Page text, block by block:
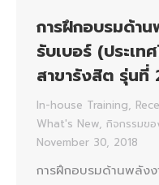
การฝึกอบรมด้า
รับเบอร์ (ประเท
สาขารังสิต รุ่นที่
In-house Training,
What's New, กิจกรรมขอ
November 30, 2018
การฝึกอบรมด้านพลัง